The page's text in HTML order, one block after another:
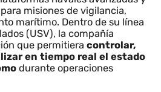
navales avanzadas
para misiones de vigilancia,
marítimo. Dentro de su línea
(USV), la compañía
que permitieracontrolar,
en tiempo real el estado